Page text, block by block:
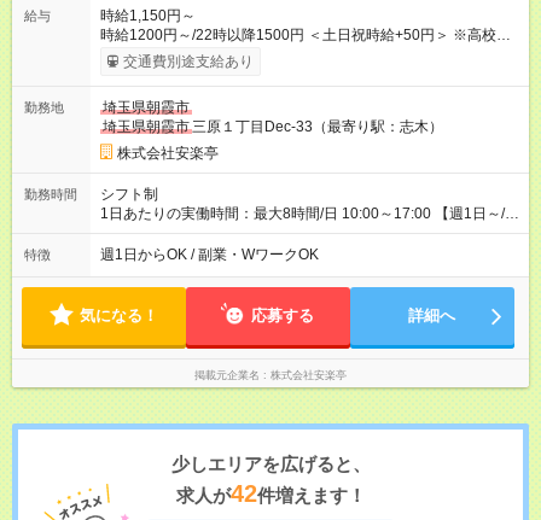
給与
時給1,150円～
時給1200円～/22時以降1500円 ＜土日祝時給+50円＞ ※高校生
時給1150円 【試用期間】試用期間あり 試用期間の長さ：12ヶ
月 雇用形態、給与は本採用時と同じです。 ※最大12ヶ月の間
交通費別途支給あり
勤務地
埼玉県朝霞市
埼玉県朝霞市三原１丁目Dec-33（最寄り駅：志木）
株式会社安楽亭
勤務時間
シフト制
1日あたりの実働時間：最大8時間/日 10:00～17:00 【週1日～/1
日3時間～OK！】 ＊レギュラー勤務ももちろん大歓迎！ 「子ど
ものお迎えまでの時間」 「ランチタイムだけ」 など、家庭の予
談可能◎
特徴 週1日からOK / 副業・WワークOK
気になる！ 応募する 詳細へ
掲載元企業名 株式会社安楽亭
少しエリアを広げると、
求人が42件増えます！